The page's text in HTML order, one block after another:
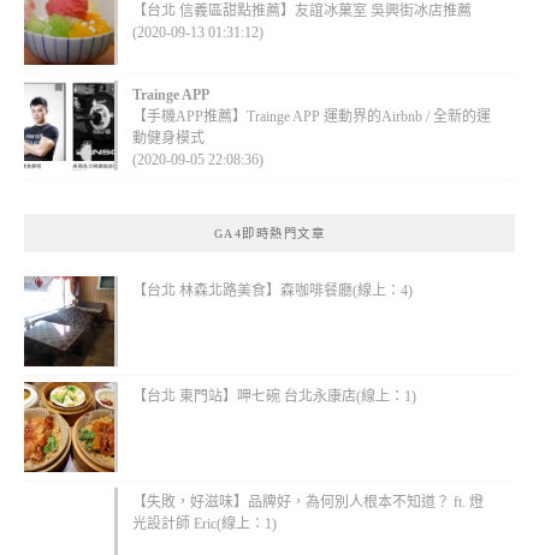
【台北 信義區甜點推薦】友誼冰菓室 吳興街冰店推薦
(2020-09-13 01:31:12)
Trainge APP
【手機APP推薦】Trainge APP 運動界的Airbnb / 全新的運
動健身模式
(2020-09-05 22:08:36)
GA4即時熱門文章
【台北 林森北路美食】森咖啡餐廳(線上：4)
【台北 東門站】呷七碗 台北永康店(線上：1)
【失敗，好滋味】品牌好，為何別人根本不知道？ ft. 燈
光設計師 Eric(線上：1)